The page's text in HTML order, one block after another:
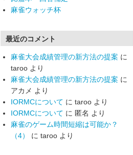
麻雀ウォッチ杯
最近のコメント
麻雀大会成績管理の新方法の提案 に
taroo より
麻雀大会成績管理の新方法の提案 に
アカメ より
IORMCについて に taroo より
IORMCについて に 匿名 より
麻雀のゲーム時間短縮は可能か？
（4）
に taroo より